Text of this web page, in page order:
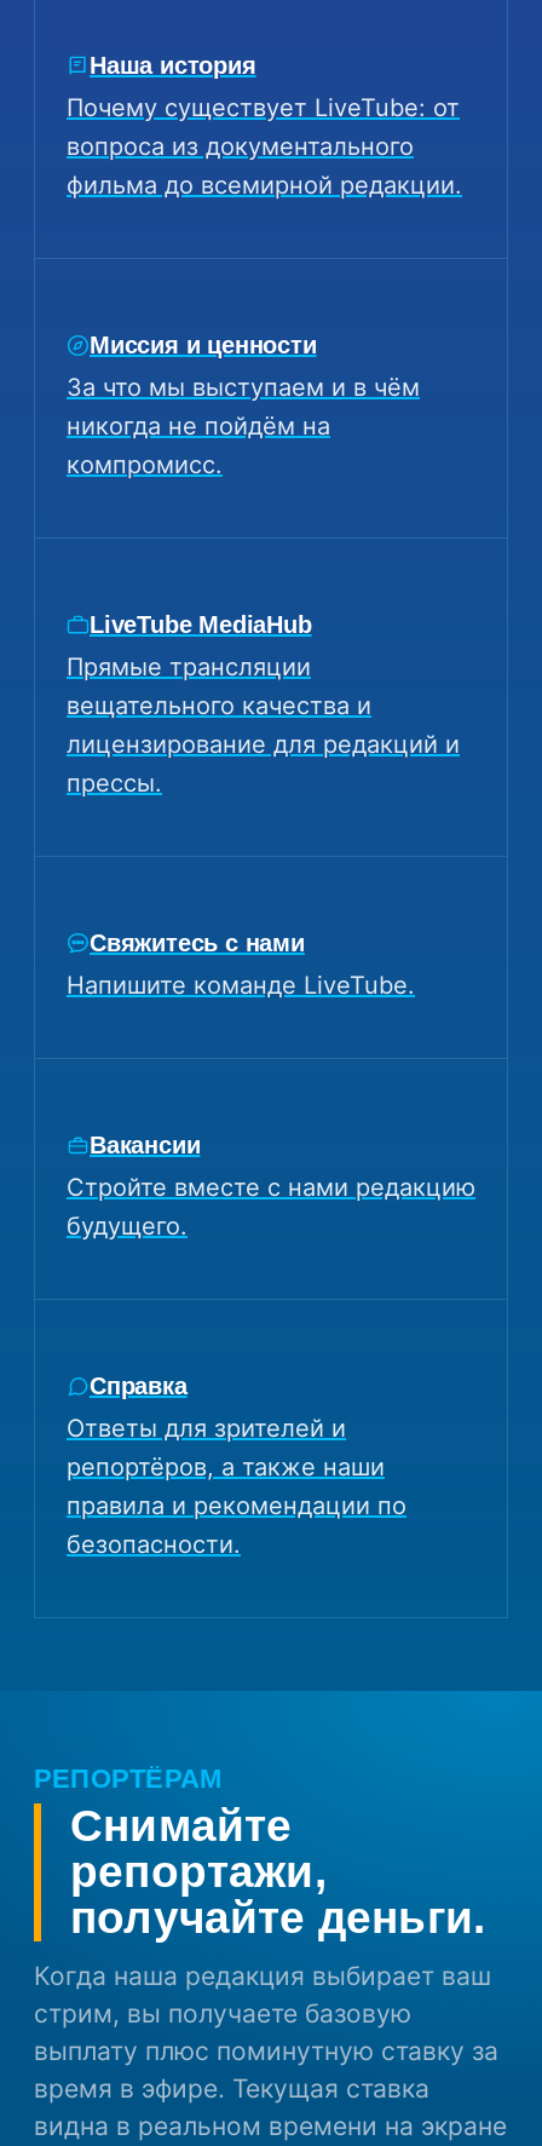
Наша история
Почему существует LiveTube: от
вопроса из документального
фильма до всемирной редакции.
Миссия и ценности
За что мы выступаем и в чём
никогда не пойдём на
компромисс.
LiveTube MediaHub
Прямые трансляции
вещательного качества и
лицензирование для редакций и
прессы.
Свяжитесь с нами
Напишите команде LiveTube.
Вакансии
Стройте вместе с нами редакцию
будущего.
Справка
Ответы для зрителей и
репортёров, а также наши
правила и рекомендации по
безопасности.
РЕПОРТЁРАМ
Снимайте
репортажи,
получайте деньги.
Когда наша редакция выбирает ваш
стрим, вы получаете базовую
выплату плюс поминутную ставку за
время в эфире. Текущая ставка
видна в реальном времени на экране